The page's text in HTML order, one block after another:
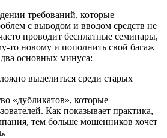
требований, которые
с выводом и вводом средств не
проводит бесплатные семинары,
то новому и пополнить свой багаж
основных минуса:
выделиться среди старых
«дубликатов», которые
Как показывает практика,
тем больше мошенников хочет